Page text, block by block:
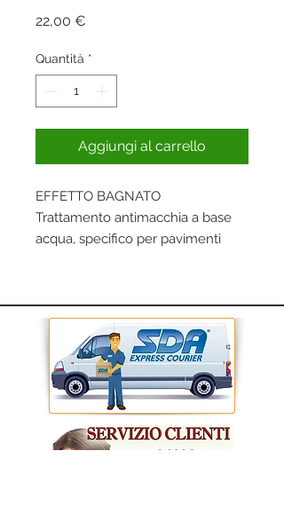
22,00 €
Quantità *
Aggiungi al carrello
EFFETTO BAGNATO
Trattamento antimacchia a base
acqua, specifico per pavimenti
anticati e ciottoli.